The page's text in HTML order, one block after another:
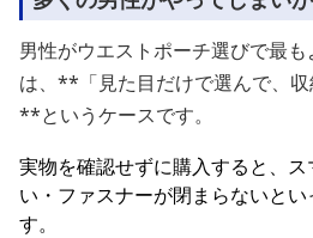
男性がウエストポーチ選びで最
は、**「見た目だけで選んで、収
**というケースです。
実物を確認せずに購入すると、
い・ファスナーが閉まらないと
す。